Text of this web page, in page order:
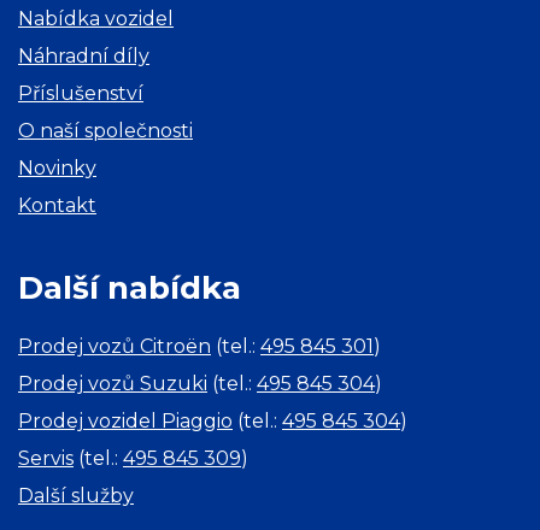
Nabídka vozidel
Náhradní díly
Příslušenství
O naší společnosti
Novinky
Kontakt
Další nabídka
Prodej vozů Citroën (tel.: 495 845 301)
Prodej vozů Suzuki (tel.: 495 845 304)
Prodej vozidel Piaggio (tel.: 495 845 304)
Servis (tel.: 495 845 309)
Další služby